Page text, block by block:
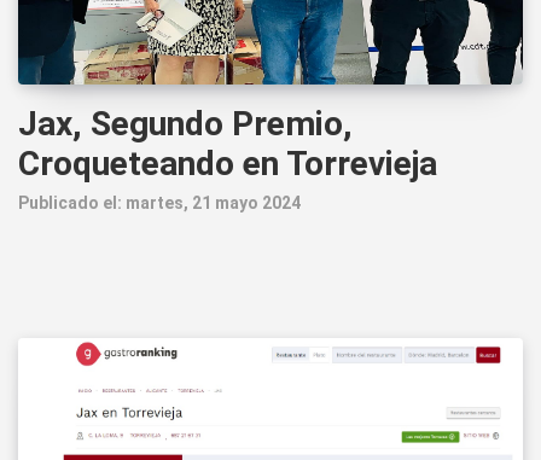
Jax, Segundo Premio,
Croqueteando en Torrevieja
Publicado el: martes, 21 mayo 2024